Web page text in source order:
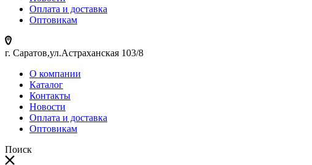
Оплата и доставка
Оптовикам
г. Саратов,ул.Астраханская 103/8
О компании
Каталог
Контакты
Новости
Оплата и доставка
Оптовикам
Поиск